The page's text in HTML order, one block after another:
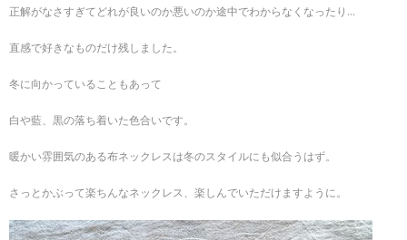
正解がなさすぎてどれが良いのか悪いのか途中でわからなくなったり…
直感で好きなものだけ残しました。
冬に向かっていることもあって
白や藍、黒の落ち着いた色合いです。
暖かい雰囲気のある布ネックレスは冬のスタイルにも似合うはず。
さっとかぶって楽ちんなネックレス、楽しんでいただけますように。